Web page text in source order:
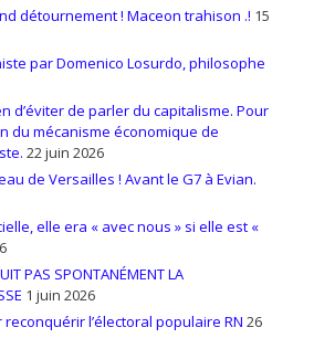
détournement ! Maceon trahison .! 15
par Domenico Losurdo, philosophe
d’éviter de parler du capitalisme. Pour
du mécanisme économique de
22 juin 2026
de Versailles ! Avant le G7 à Evian.
elle era « avec nous » si elle est «
PAS SPONTANÉMENT LA
1 juin 2026
l’électoral populaire RN 26